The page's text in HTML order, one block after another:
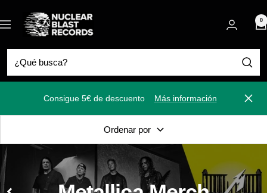
al
contenido
Navigación
Nuclear
Blast
0
Consigue 5€ de descuento Más información
Ordenar por